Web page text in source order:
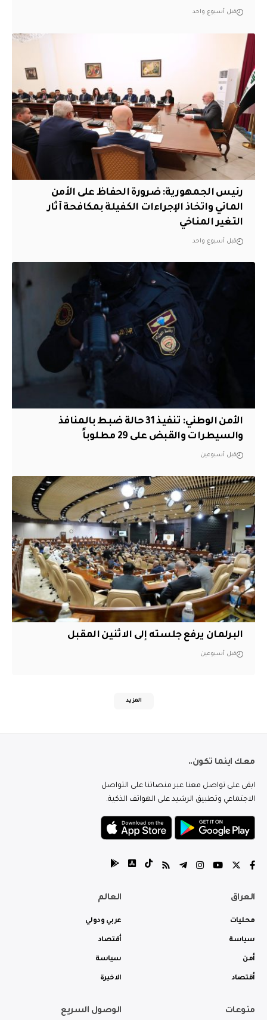
قبل أسبوع واحد
رئيس الجمهورية: ضرورة الحفاظ على الأمن
المائي واتخاذ الإجراءات الكفيلة بمكافحة آثار
التغير المناخي
قبل أسبوع واحد
الأمن الوطني: تنفيذ 31 حالة ضبط بالمنافذ
والسيطرات والقبض على 29 مطلوباً
قبل أسبوعين
البرلمان يرفع جلسته إلى الاثنين المقبل
قبل أسبوعين
المزيد
معك اينما تكون..
ابقى على تواصل معنا عبر منصاتنا على التواصل
الاجتماعي وتطبيق الرشيد على الهواتف الذكية.
العراق
محليات
سياسة
أمن
أقتصاد
العالم
عربي ودولي
أقتصاد
سياسة
الاخيرة
منوعات الوصول السريع